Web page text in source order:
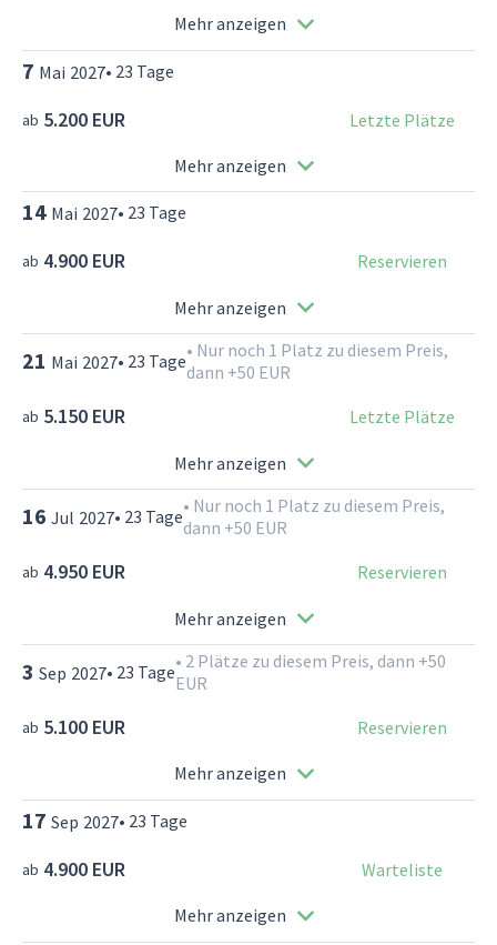
Mehr anzeigen
7 Mai 2027• 23 Tage
ab 5.200 EUR Letzte Plätze
Mehr anzeigen
14 Mai 2027• 23 Tage
ab 4.900 EUR Reservieren
Mehr anzeigen
21 Mai 2027• 23 Tage• Nur noch 1 Platz zu diesem Preis,
dann +50 EUR
ab 5.150 EUR Letzte Plätze
Mehr anzeigen
16 Jul 2027• 23 Tage• Nur noch 1 Platz zu diesem Preis,
dann +50 EUR
ab 4.950 EUR Reservieren
Mehr anzeigen
3 Sep 2027• 23 Tage• 2 Plätze zu diesem Preis, dann +50
EUR
ab 5.100 EUR Reservieren
Mehr anzeigen
17 Sep 2027• 23 Tage
ab 4.900 EUR Warteliste
Mehr anzeigen